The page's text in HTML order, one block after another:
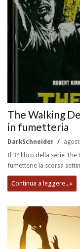
The Walking
in fumetteria
DarkSchneider
Il 3° libro della serie The
fumetterie la scorsa
Continua a leggere...»